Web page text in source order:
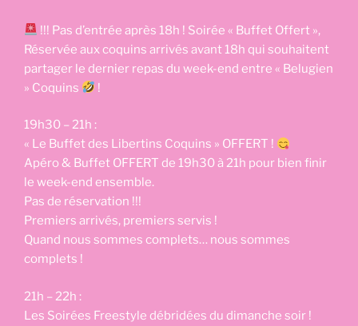
!!! Pas d’entrée après 18h ! Soirée « Buffet Offert »,
Réservée aux coquins arrivés avant 18h qui souhaitent
partager le dernier repas du week-end entre « Belugien
» Coquins
!
19h30 – 21h :
« Le Buffet des Libertins Coquins » OFFERT !
Apéro & Buffet OFFERT de 19h30 à 21h pour bien finir
le week-end ensemble.
Pas de réservation !!!
Premiers arrivés, premiers servis !
Quand nous sommes complets… nous sommes
complets !
21h – 22h :
Les Soirées Freestyle débridées du dimanche soir !